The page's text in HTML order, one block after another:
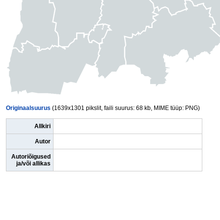
Originaalsuurus (1639x1301 pikslit, faili suurus: 68 kb, MIME tüüp: PNG)
Allkiri
Autor
Autoriõigused
ja/või allikas